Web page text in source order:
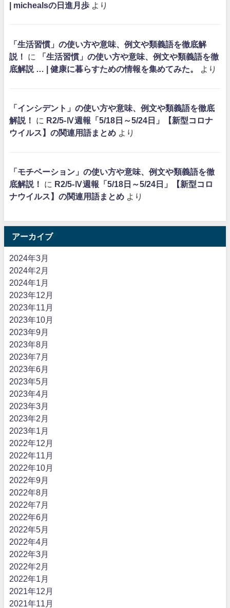
| michealsの日進月歩 より
「生活習慣」の使い方や意味、例文や類義語を徹底解
説！
に
「生活習慣」の使い方や意味、例文や類義語を徹
底解説 … | 健康に暮らすための情報を集めてみた。
より
「インシデント」の使い方や意味、例文や類義語を徹底
解説！
に R2/5-Ⅳ週報「5/18日～5/24日」【新型コロナ
ウイルス】の関連用語まとめ より
「モチベーション」の使い方や意味、例文や類義語を徹
底解説！
に R2/5-Ⅳ週報「5/18日～5/24日」【新型コロ
ナウイルス】の関連用語まとめ より
アーカイブ
2024年3月
2024年2月
2024年1月
2023年12月
2023年11月
2023年10月
2023年9月
2023年8月
2023年7月
2023年6月
2023年5月
2023年4月
2023年3月
2023年2月
2023年1月
2022年12月
2022年11月
2022年10月
2022年9月
2022年8月
2022年7月
2022年6月
2022年5月
2022年4月
2022年3月
2022年2月
2022年1月
2021年12月
2021年11月